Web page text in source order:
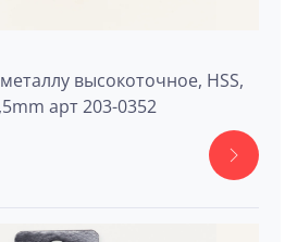
высокоточное, HSS,
арт 203-0352